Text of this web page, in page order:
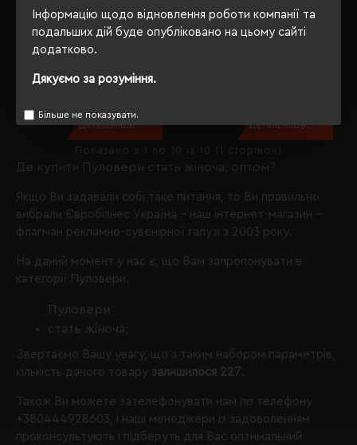
Інформацію щодо відновлення роботи компанії та
подальших дій буде опубліковано на цьому сайті
додатково.
Дякуємо за розуміння.
Більше не показувати.
Де купити Пуловери стать жіноча; оптом?
Якщо Ви задавали собі таке питання, то Ви правильно
вибрали Євробізнес Україна - наш інтернет-магазин -
флагман рекламно-сувенірної галузі з 2003 року.
На даний момент у нас є, що Вам запропонувати в
категорії Пуловери.
Пуловери
стать жіноча;
Звертаємо Вашу увагу, що з таким набором параметрів,
кількість даного товару залишилося 227
Також Ви можете зателефонувати нам по телефону
+380444928603 , і наші менеджери із задоволенням
проконсультують і підберуть для Вас оптимальний
Кількість кольорів:
Sullivan насичений чорний -
039883093XL
2609.20 грн
Детальніше...
Merino U темно-синій -
2930203600XS
Детальніше...